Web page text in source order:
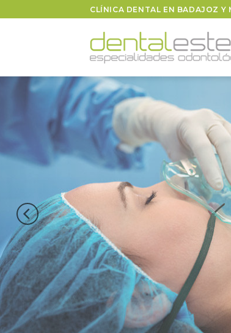
to
CLÍNICA DENTAL EN BADAJOZ Y